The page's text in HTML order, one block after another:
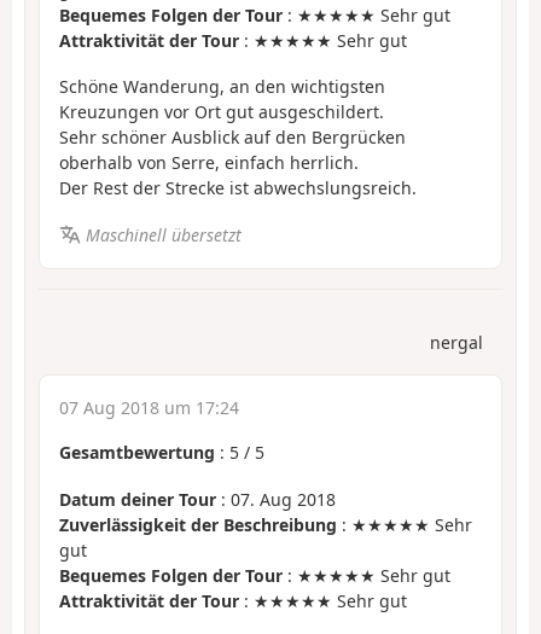
Bequemes Folgen der Tour : ★★★★★ Sehr gut
Attraktivität der Tour : ★★★★★ Sehr gut
Schöne Wanderung, an den wichtigsten
Kreuzungen vor Ort gut ausgeschildert.
Sehr schöner Ausblick auf den Bergrücken
oberhalb von Serre, einfach herrlich.
Der Rest der Strecke ist abwechslungsreich.
Maschinell übersetzt
nergal
07 Aug 2018 um 17:24
Gesamtbewertung : 5 / 5
Datum deiner Tour : 07. Aug 2018
Zuverlässigkeit der Beschreibung : ★★★★★ Sehr
gut
Bequemes Folgen der Tour : ★★★★★ Sehr gut
Attraktivität der Tour : ★★★★★ Sehr gut